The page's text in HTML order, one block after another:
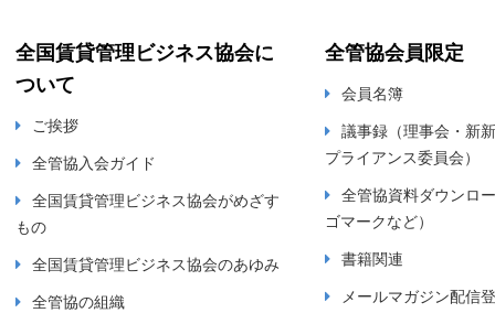
全国賃貸管理ビジネス協会に
ついて
ご挨拶
全管協入会ガイド
全国賃貸管理ビジネス協会がめざす
もの
全国賃貸管理ビジネス協会のあゆみ
全管協の組織
全管協会員限定
会員名簿
議事録（理事会・新
プライアンス委員会）
全管協資料ダウンロ
ゴマークなど）
書籍関連
メールマガジン配信